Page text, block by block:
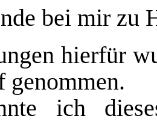
bei mir zu
hierfür
ich